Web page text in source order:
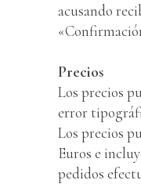
acusando
Precios
Los precios
error
Los precios
Euros e
pedidos